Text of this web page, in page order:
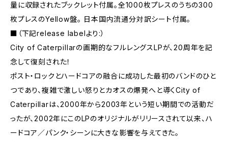
量に収録されたブックレット付属。全1000枚プレスのうちの300
枚プレスのYellow盤。 日本国内流通分対訳シート付属。
■（下記release labelより:）
City of Caterpillarの画期的なフルレングスLPが、20周年を記
念して復刻された！
ポスト・ロックとハードコアの融合に成功した最初のバンドのひと
つであり、複雑で激しい怒りとカオスの爆発へと導くCity of
Caterpillarは、2000年から2003年という短い期間での活動だ
ったが、2002年にこのLPのオリジナルがリリースされて以来、ハ
ードコア／パンク・シーンに大きな影響を与えてきた。